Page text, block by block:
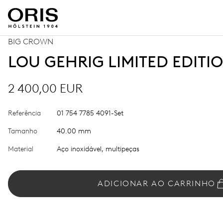
BIG CROWN
LOU GEHRIG LIMITED
2 400,00 EUR
Referência 01 754 7785 4091-Set
Tamanho 40.00 mm
Material Aço inoxidável, multipeças
ADICIONAR AO CARRINHO